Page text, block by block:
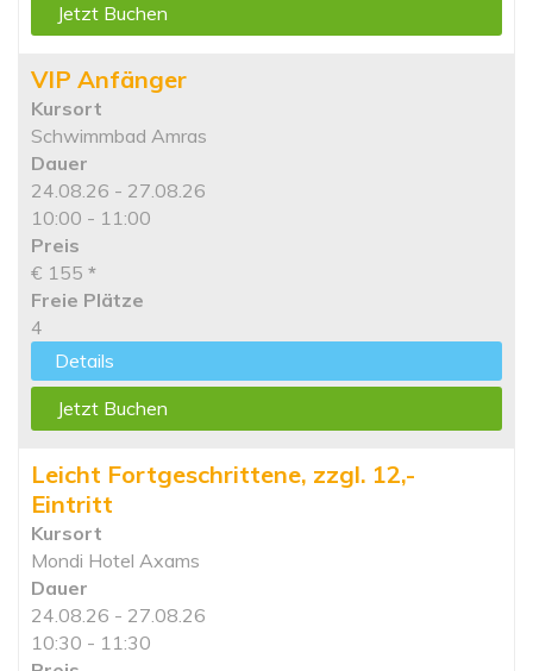
Jetzt Buchen
VIP Anfänger
Kursort
Schwimmbad Amras
Dauer
24.08.26 - 27.08.26
10:00 - 11:00
Preis
€ 155 *
Freie Plätze
4
Details
Jetzt Buchen
Leicht Fortgeschrittene, zzgl. 12,-
Eintritt
Kursort
Mondi Hotel Axams
Dauer
24.08.26 - 27.08.26
10:30 - 11:30